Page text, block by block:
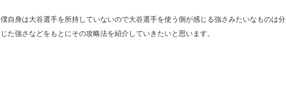
僕自身は大谷選手を所持していないので大谷選手を使う側が感じる強さみたいなものは
じた強さなどをもとにその攻略法を紹介していきたいと思います。